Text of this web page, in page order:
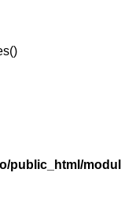
public_html/